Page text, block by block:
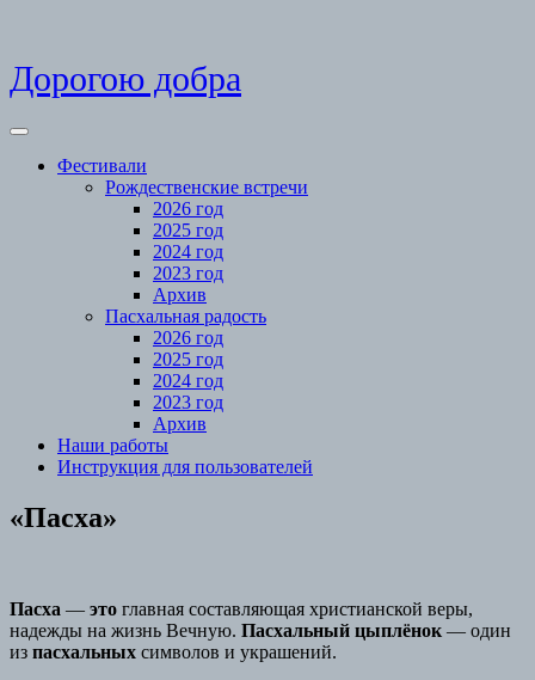
Skip
to
Дорогою добра
Open
Фестивали
Рождественские встречи
2026 год
2025 год
2024 год
2023 год
Архив
Пасхальная радость
2026 год
2025 год
2024 год
2023 год
Архив
Наши работы
Инструкция для пользователей
Close
Menu
«Пасха»
Пасха — это главная составляющая христианской веры,
надежды на жизнь Вечную. Пасхальный цыплёнок — один
из пасхальных символов и украшений.